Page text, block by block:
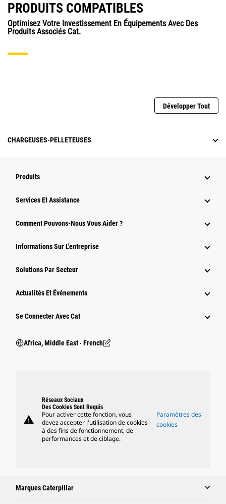
PRODUITS COMPATIBLES
Optimisez Votre Investissement En Équipements Avec Des
Produits Associés Cat.
Développer Tout
CHARGEUSES-PELLETEUSES
Produits
Services Et Assistance
Comment Pouvons-Nous Vous Aider ?
Informations Sur L'entreprise
Solutions Par Secteur
Actualités Et Événements
Se Connecter Avec Cat
Africa, Middle East ‧ French
warning
Réseaux Sociaux
Des Cookies Sont Requis
Pour activer cette fonction, vous
devez accepter l'utilisation de cookies
à des fins de fonctionnement, de
performances et de ciblage.
Paramètres des
cookies
Marques Caterpillar